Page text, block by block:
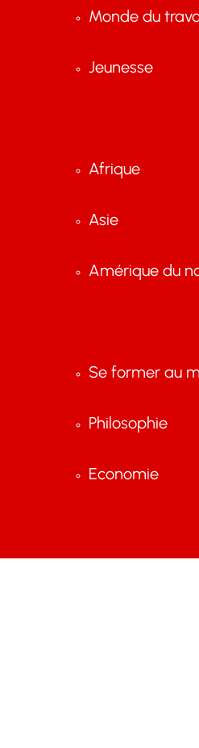
Monde du
Jeunesse
Afrique
Asie
Amérique du
Se former au
Philosophie
Economie